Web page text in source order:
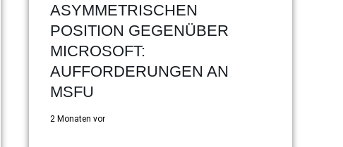
ASYMMETRISCHEN
POSITION GEGENÜBER
MICROSOFT:
AUFFORDERUNGEN AN
MSFU
2 Monaten vor